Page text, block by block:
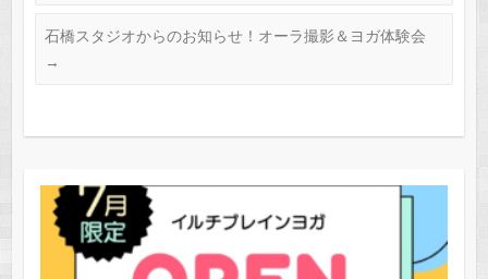
石橋スタジオからのお知らせ！オーラ撮影＆ヨガ体験会
→